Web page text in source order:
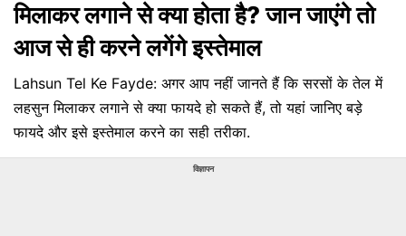
मिलाकर लगाने से क्या होता है? जान जाएंगे तो
आज से ही करने लगेंगे इस्तेमाल
Lahsun Tel Ke Fayde: अगर आप नहीं जानते हैं कि सरसों के तेल में
लहसुन मिलाकर लगाने से क्या फायदे हो सकते हैं, तो यहां जानिए बड़े
फायदे और इसे इस्तेमाल करने का सही तरीका.
विज्ञापन